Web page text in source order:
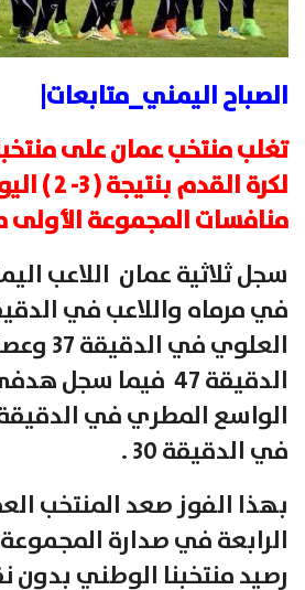
الصباح اليمني_متابعات|
تغلب منتخب عمان على
لكرة
منافسات المجموعة الأولى
سجل ثلاثية عمان اللاعب
العلوي
الدقيقة 47 فيما
في الدقيقة 30 .
بهذا الفوز صعد المنتخب
الرابعة في صدارة
رصيد منتخبنا الوطني بدون